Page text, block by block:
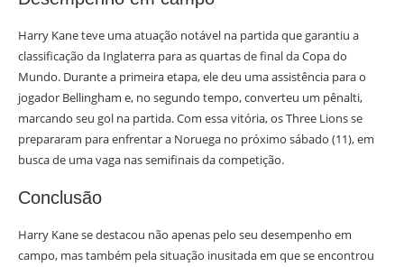
Harry Kane teve uma atuação notável na partida que garantiu a
classificação da Inglaterra para as quartas de final da Copa do
Mundo. Durante a primeira etapa, ele deu uma assistência para o
jogador Bellingham e, no segundo tempo, converteu um pênalti,
marcando seu gol na partida. Com essa vitória, os Three Lions se
prepararam para enfrentar a Noruega no próximo sábado (11), em
busca de uma vaga nas semifinais da competição.
Conclusão
Harry Kane se destacou não apenas pelo seu desempenho em
campo, mas também pela situação inusitada em que se encontrou